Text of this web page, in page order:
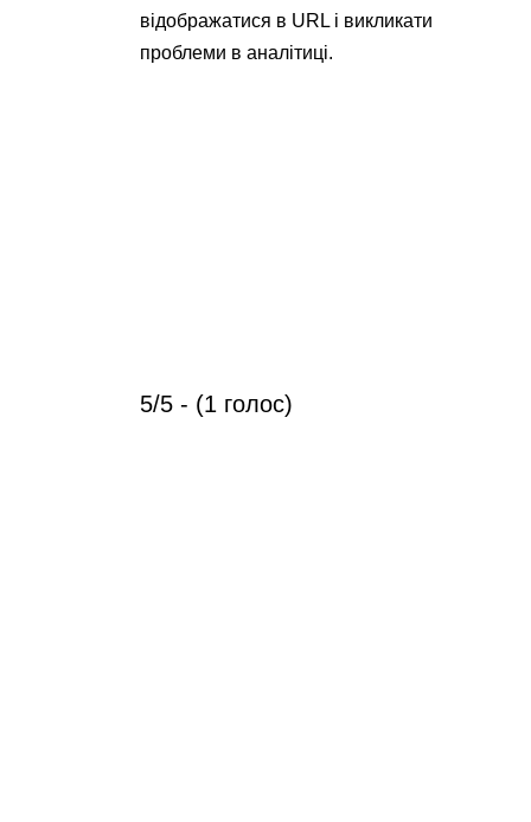
відображатися в URL і викликати
проблеми в аналітиці.
5/5 - (1 голос)